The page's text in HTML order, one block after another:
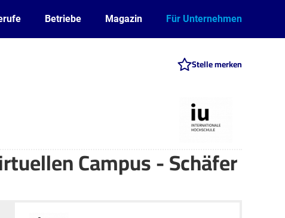
Betriebe Magazin Für Unternehmen
Stelle merken
Campus - Schäfer